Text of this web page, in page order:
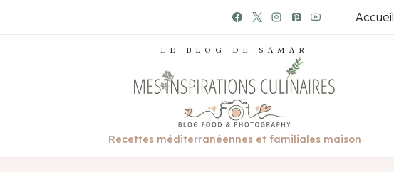
Accueil
LE BLOG DE SAMAR
Recettes méditerranéennes et familiales maison